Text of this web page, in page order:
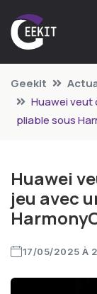
Geekit
Huawei veut
pliable sous
Huawei
jeu avec
17/05/2025 À